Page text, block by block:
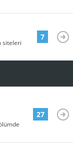
siteleri
7
27